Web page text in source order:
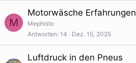
M
Motorwäsche Erfahrungen
Mephisto
Antworten 14 Dez. 15, 2025
Luftdruck in den Pneus